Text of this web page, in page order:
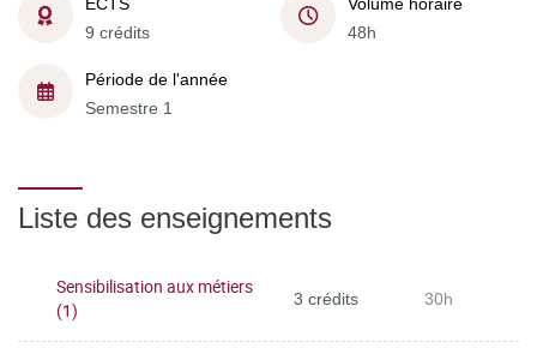
9 crédits
48h
Période de l'année
Semestre 1
Liste des enseignements
Sensibilisation aux métiers
(1)
3 crédits 30h